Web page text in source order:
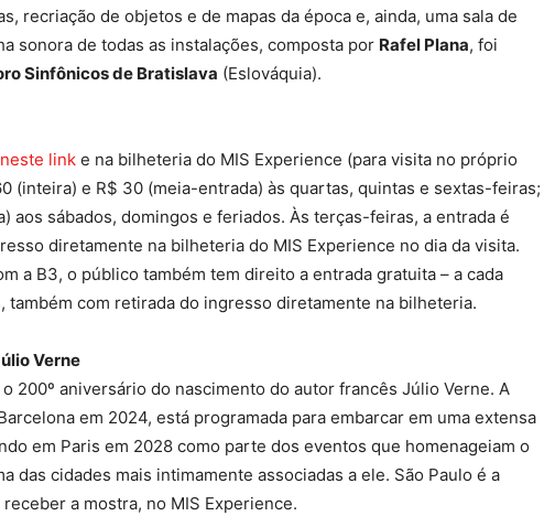
recriação de objetos e de mapas da época e, ainda, uma sala de
sonora de todas as instalações, composta por Rafel Plana, foi
Sinfônicos de Bratislava (Eslováquia).
neste link e na bilheteria do MIS Experience (para visita no próprio
(inteira) e R$ 30 (meia-entrada) às quartas, quintas e sextas-feiras;
aos sábados, domingos e feriados. Às terças-feiras, a entrada é
diretamente na bilheteria do MIS Experience no dia da visita.
a B3, o público também tem direito a entrada gratuita – a cada
com retirada do ingresso diretamente na bilheteria.
Verne
200º aniversário do nascimento do autor francês Júlio Verne. A
em 2024, está programada para embarcar em uma extensa
em Paris em 2028 como parte dos eventos que homenageiam o
das cidades mais intimamente associadas a ele. São Paulo é a
a mostra, no MIS Experience.